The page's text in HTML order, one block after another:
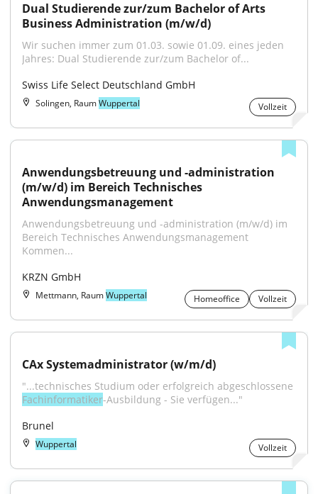
Dual Studierende zur/zum Bachelor of Arts
Business Administration (m/w/d)
Wir suchen immer zum 01.03. sowie 01.09. eines jeden
Jahres: Dual Studierende zur/zum Bachelor of...
Swiss Life Select Deutschland GmbH
Solingen, RaumWuppertal Vollzeit
Anwendungsbetreuung und -administration
(m/w/d) im Bereich Technisches
Anwendungsmanagement
Anwendungsbetreuung und -administration (m/w/d) im
Bereich Technisches Anwendungsmanagement
Kommen...
KRZN GmbH
Mettmann, RaumWuppertal Homeoffice Vollzeit
CAx Systemadministrator (w/m/d)
Fachinformatiker-Ausbildung - Sie verfügen..."
Brunel
Wuppertal Vollzeit